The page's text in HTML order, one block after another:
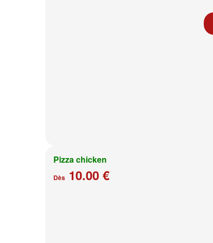
Pizza chicken
Dès 10.00 €